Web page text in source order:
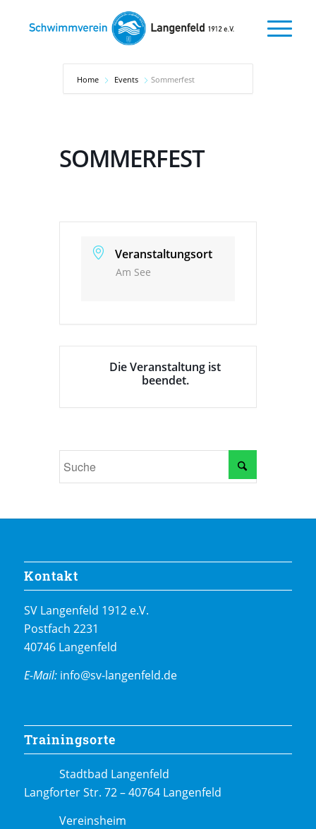
Home Events Sommerfest
SOMMERFEST
Veranstaltungsort
Am See
Die Veranstaltung ist
beendet.
Kontakt
SV Langenfeld 1912 e.V.
Postfach 2231
40746 Langenfeld
E-Mail: info@sv-langenfeld.de
Trainingsorte
Stadtbad Langenfeld
Langforter Str. 72 – 40764 Langenfeld
Vereinsheim